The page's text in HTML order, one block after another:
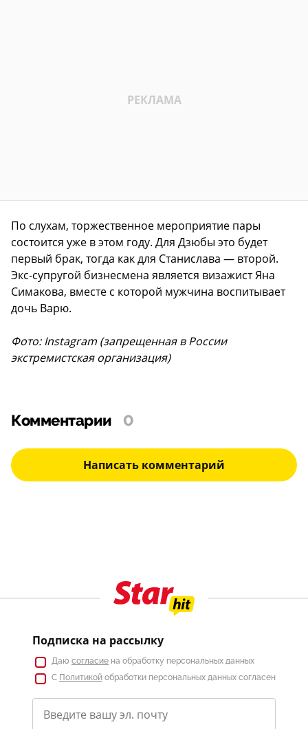
По слухам, торжественное мероприятие пары
состоится уже в этом году. Для Дзюбы это будет
первый брак, тогда как для Станислава — второй.
Экс-супругой бизнесмена является визажист Яна
Симакова, вместе с которой мужчина воспитывает
дочь Варю.
Фото: Instagram (запрещенная в России
экстремистская организация)
Комментарии 0
Написать комментарий
Подписка на рассылку
Даю согласие на обработку персональных данных
С Политикой обработки персональных данных согласен